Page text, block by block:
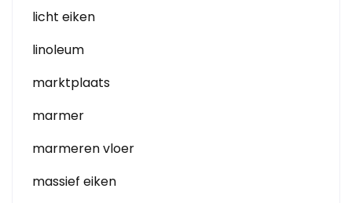
licht eiken
linoleum
marktplaats
marmer
marmeren vloer
massief eiken